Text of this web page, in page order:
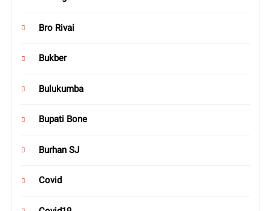
Bro Rivai
Bukber
Bulukumba
Bupati Bone
Burhan SJ
Covid